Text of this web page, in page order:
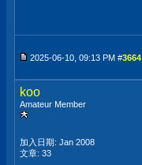
2025-06-10, 09:13 PM #3664
koo
Amateur Member
加入日期: Jan 2008
文章: 33